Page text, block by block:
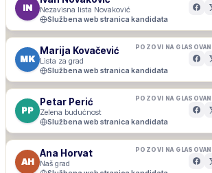
IN Nezavisna lista Novaković
Službena web stranica kandidata
MK
Marija Kovačević
Lista za grad
POZOVI NA
Službena web stranica kandidata
PP
Petar Perić
Zelena budućnost
POZOVI NA
Službena web stranica kandidata
AH
Ana Horvat
Naš grad
POZOVI NA